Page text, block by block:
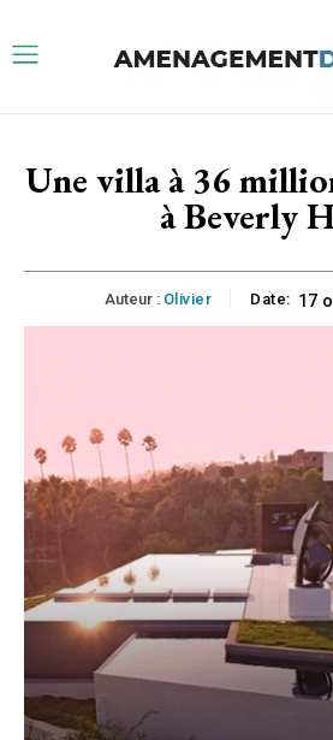
Une villa à 36
à Beverly
Auteur : Olivier Date: 17